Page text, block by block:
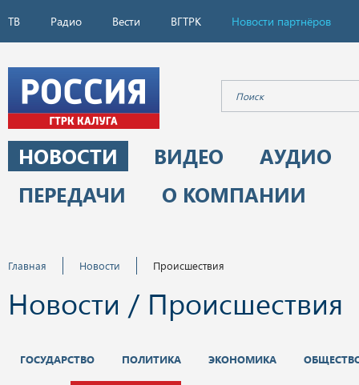
ТВ Радио Вести ВГТРК Новости партнёров
НОВОСТИ ВИДЕО
АУДИО
ПЕРЕДАЧИ
О КОМПАНИИ
Главная Новости Происшествия
Новости / Происшествия
ГОСУДАРСТВО ПОЛИТИКА ЭКОНОМИКА